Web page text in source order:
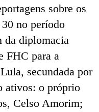
sobre os
30 no período
da diplomacia
FHC para a
secundada por
ativos: o próprio
Celso Amorim;